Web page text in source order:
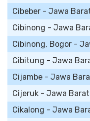
Cibeber - Jawa
Cibinong - Jawa
Cibinong, Bogor -
Cibitung - Jawa
Cijambe - Jawa
Cijeruk - Jawa Barat
Cikalong - Jawa